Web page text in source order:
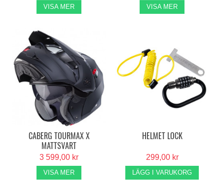
VISA MER VISA MER
CABERG TOURMAX X
MATTSVART
3 599,00 kr
VISA MER
HELMET LOCK
299,00 kr
LÄGG I VARUKORG